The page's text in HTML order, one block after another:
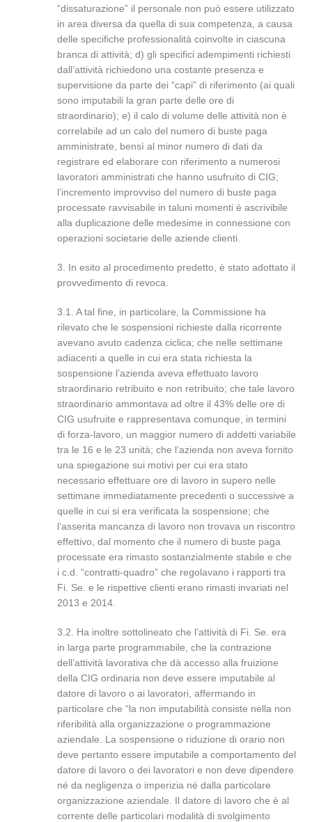
“dissaturazione” il personale non può essere utilizzato
in area diversa da quella di sua competenza, a causa
delle specifiche professionalità coinvolte in ciascuna
branca di attività; d) gli specifici adempimenti richiesti
dall’attività richiedono una costante presenza e
supervisione da parte dei “capi” di riferimento (ai quali
sono imputabili la gran parte delle ore di
straordinario); e) il calo di volume delle attività non è
correlabile ad un calo del numero di buste paga
amministrate, bensì al minor numero di dati da
registrare ed elaborare con riferimento a numerosi
lavoratori amministrati che hanno usufruito di CIG;
l’incremento improvviso del numero di buste paga
processate ravvisabile in taluni momenti è ascrivibile
alla duplicazione delle medesime in connessione con
operazioni societarie delle aziende clienti.
3. In esito al procedimento predetto, è stato adottato il
provvedimento di revoca.
3.1. A tal fine, in particolare, la Commissione ha
rilevato che le sospensioni richieste dalla ricorrente
avevano avuto cadenza ciclica; che nelle settimane
adiacenti a quelle in cui era stata richiesta la
sospensione l’azienda aveva effettuato lavoro
straordinario retribuito e non retribuito; che tale lavoro
straordinario ammontava ad oltre il 43% delle ore di
CIG usufruite e rappresentava comunque, in termini
di forza-lavoro, un maggior numero di addetti variabile
tra le 16 e le 23 unità; che l’azienda non aveva fornito
una spiegazione sui motivi per cui era stato
necessario effettuare ore di lavoro in supero nelle
settimane immediatamente precedenti o successive a
quelle in cui si era verificata la sospensione; che
l’asserita mancanza di lavoro non trovava un riscontro
effettivo, dal momento che il numero di buste paga
processate era rimasto sostanzialmente stabile e che
i c.d. “contratti-quadro” che regolavano i rapporti tra
Fi. Se. e le rispettive clienti erano rimasti invariati nel
2013 e 2014.
3.2. Ha inoltre sottolineato che l’attività di Fi. Se. era
in larga parte programmabile, che la contrazione
dell’attività lavorativa che dà accesso alla fruizione
della CIG ordinaria non deve essere imputabile al
datore di lavoro o ai lavoratori, affermando in
particolare che “la non imputabilità consiste nella non
riferibilità alla organizzazione o programmazione
aziendale. La sospensione o riduzione di orario non
deve pertanto essere imputabile a comportamento del
datore di lavoro o dei lavoratori e non deve dipendere
né da negligenza o imperizia né dalla particolare
organizzazione aziendale. Il datore di lavoro che è al
corrente delle particolari modalità di svolgimento